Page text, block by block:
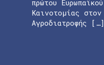
πρώτου
Καινοτομίας
Αγροδιατροφής […]